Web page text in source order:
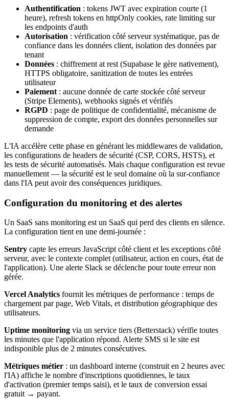
Authentification : tokens JWT avec expiration courte (1
heure), refresh tokens en httpOnly cookies, rate limiting sur
les endpoints d'auth
Autorisation : vérification côté serveur systématique, pas de
confiance dans les données client, isolation des données par
tenant
Données : chiffrement at rest (Supabase le gère nativement),
HTTPS obligatoire, sanitization de toutes les entrées
utilisateur
Paiement : aucune donnée de carte stockée côté serveur
(Stripe Elements), webhooks signés et vérifiés
RGPD : page de politique de confidentialité, mécanisme de
suppression de compte, export des données personnelles sur
demande
L'IA accélère cette phase en générant les middlewares de validation,
les configurations de headers de sécurité (CSP, CORS, HSTS), et
les tests de sécurité automatisés. Mais chaque configuration est revue
manuellement — la sécurité est le seul domaine où la sur-confiance
dans l'IA peut avoir des conséquences juridiques.
Configuration du monitoring et des alertes
Un SaaS sans monitoring est un SaaS qui perd des clients en silence.
La configuration tient en une demi-journée :
Sentry capte les erreurs JavaScript côté client et les exceptions côté
serveur, avec le contexte complet (utilisateur, action en cours, état de
l'application). Une alerte Slack se déclenche pour toute erreur non
gérée.
Vercel Analytics fournit les métriques de performance : temps de
chargement par page, Web Vitals, et distribution géographique des
utilisateurs.
Uptime monitoring via un service tiers (Betterstack) vérifie toutes
les minutes que l'application répond. Alerte SMS si le site est
indisponible plus de 2 minutes consécutives.
Métriques métier : un dashboard interne (construit en 2 heures avec
l'IA) affiche le nombre d'inscriptions quotidiennes, le taux
d'activation (premier temps saisi), et le taux de conversion essai
gratuit → payant.